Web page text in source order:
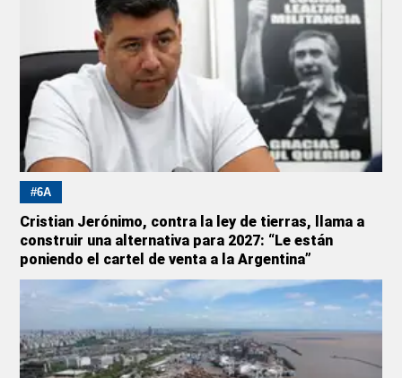
#6A
Cristian Jerónimo, contra la ley de tierras, llama a
construir una alternativa para 2027: “Le están
poniendo el cartel de venta a la Argentina”